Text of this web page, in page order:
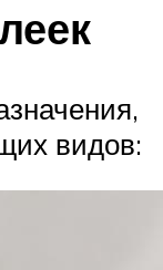
видов: